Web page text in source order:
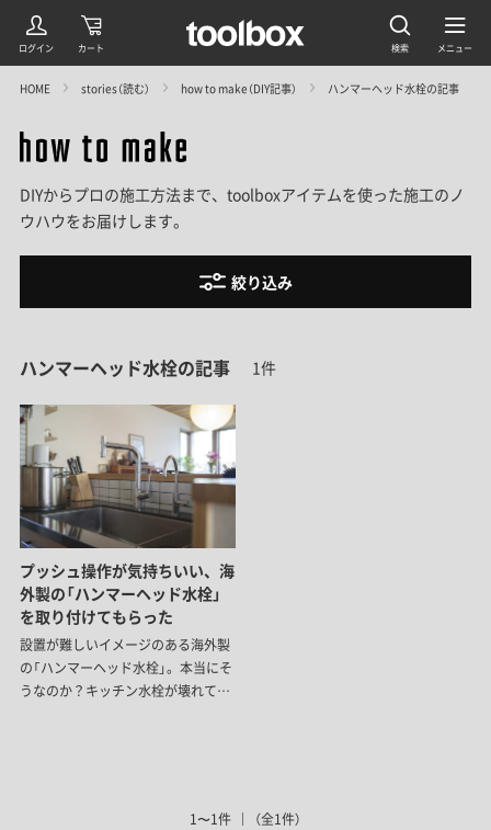
HOME stories（読む） how to make（DIY記事） ハンマーヘッド水栓の記事
DIYからプロの施工方法まで、toolboxアイテムを使った施工のノ
ウハウをお届けします。
絞り込み
ハンマーヘッド水栓の記事 1件
プッシュ操作が気持ちいい、海
外製の「ハンマーヘッド水栓」
を取り付けてもらった
設置が難しいイメージのある海外製
の「ハンマーヘッド水栓」。本当にそ
うなのか？キッチン水栓が壊れてし
1〜1件 （全1件）